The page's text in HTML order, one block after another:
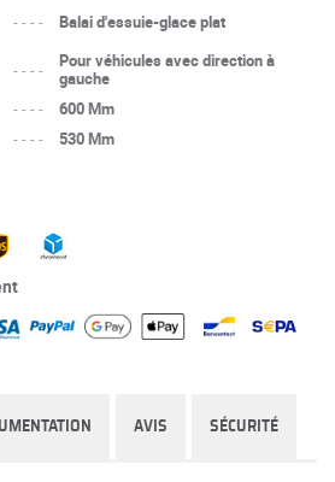
----
Balai d'essuie-glace plat
----
Pour véhicules avec direction à
gauche
----
600 Mm
---- 530 Mm
AVIS SÉCURITÉ